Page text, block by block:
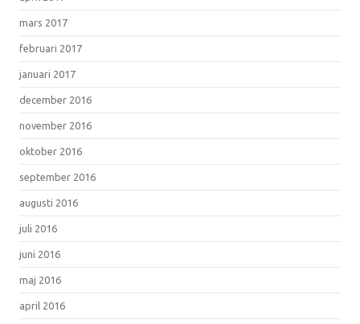
mars 2017
februari 2017
januari 2017
december 2016
november 2016
oktober 2016
september 2016
augusti 2016
juli 2016
juni 2016
maj 2016
april 2016